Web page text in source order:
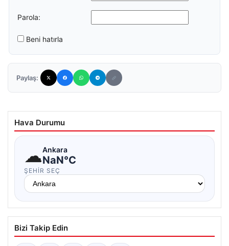
Parola:
Beni hatırla
Paylaş:
Hava Durumu
☁Ankara
NaN°C
ŞEHIR SEÇ
Bizi Takip Edin